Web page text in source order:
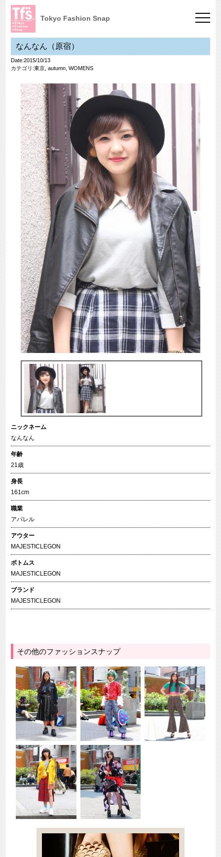
Tokyo Fashion Snap
なんなん（原宿）
Date:2015/10/13
カテゴリ:東京, autumn, WOMENS
ニックネーム
なんなん
年齢
21歳
身長
161cm
職業
アパレル
アウター
MAJESTICLEGON
ボトムス
MAJESTICLEGON
ブランド
MAJESTICLEGON
その他のファッションスナップ